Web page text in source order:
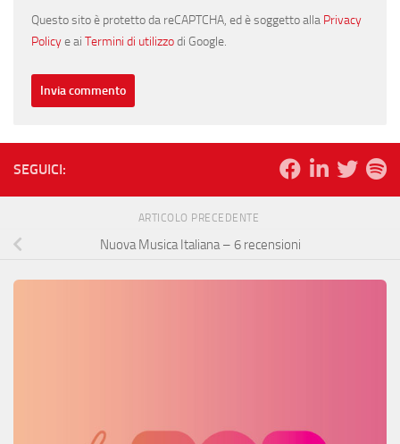
Questo sito è protetto da reCAPTCHA, ed è soggetto alla Privacy
Policye ai Termini di utilizzodi Google.
SEGUICI:
ARTICOLO PRECEDENTE
Nuova Musica Italiana – 6 recensioni